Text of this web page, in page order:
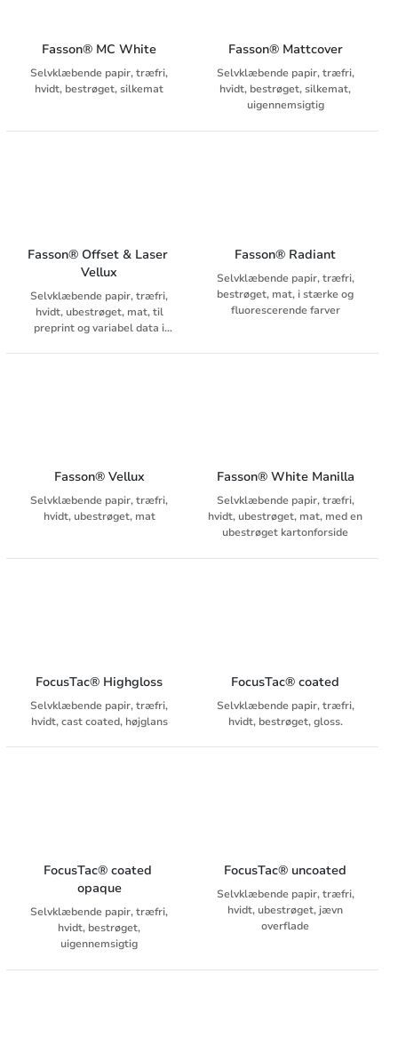
Fasson® MC White
Selvklæbende papir, træfri,
hvidt, bestrøget, silkemat
Fasson® Mattcover
Selvklæbende papir, træfri,
hvidt, bestrøget, silkemat,
uigennemsigtig
Fasson® Offset & Laser
Vellux
Selvklæbende papir, træfri,
hvidt, ubestrøget, mat, til
preprint og variabel data i
Fasson® Radiant
Selvklæbende papir, træfri,
bestrøget, mat, i stærke og
fluorescerende farver
Fasson® Vellux
Selvklæbende papir, træfri,
hvidt, ubestrøget, mat
Fasson® White Manilla
Selvklæbende papir, træfri,
hvidt, ubestrøget, mat, med en
ubestrøget kartonforside
FocusTac® Highgloss
Selvklæbende papir, træfri,
hvidt, cast coated, højglans
FocusTac® coated
Selvklæbende papir, træfri,
hvidt, bestrøget, gloss.
FocusTac® coated
opaque
Selvklæbende papir, træfri,
hvidt, bestrøget,
uigennemsigtig
FocusTac® uncoated
Selvklæbende papir, træfri,
hvidt, ubestrøget, jævn
overflade